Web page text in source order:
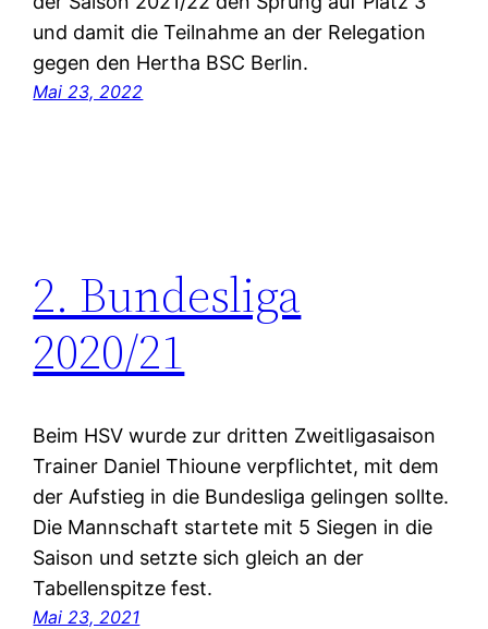
und damit die Teilnahme an der Relegation
gegen den Hertha BSC Berlin.
Mai 23, 2022
2. Bundesliga
2020/21
Beim HSV wurde zur dritten Zweitligasaison
Trainer Daniel Thioune verpflichtet, mit dem
der Aufstieg in die Bundesliga gelingen sollte.
Die Mannschaft startete mit 5 Siegen in die
Saison und setzte sich gleich an der
Tabellenspitze fest.
Mai 23, 2021